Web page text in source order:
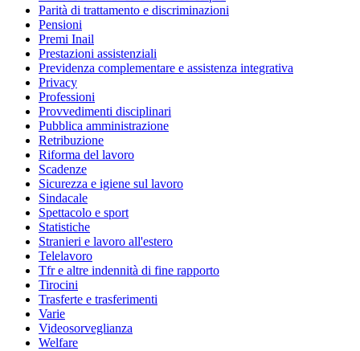
Parità di trattamento e discriminazioni
Pensioni
Premi Inail
Prestazioni assistenziali
Previdenza complementare e assistenza integrativa
Privacy
Professioni
Provvedimenti disciplinari
Pubblica amministrazione
Retribuzione
Riforma del lavoro
Scadenze
Sicurezza e igiene sul lavoro
Sindacale
Spettacolo e sport
Statistiche
Stranieri e lavoro all'estero
Telelavoro
Tfr e altre indennità di fine rapporto
Tirocini
Trasferte e trasferimenti
Varie
Videosorveglianza
Welfare